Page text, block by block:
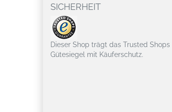
SICHERHEIT
Dieser Shop trägt das Trusted Shops
Gütesiegel mit Käuferschutz.